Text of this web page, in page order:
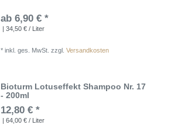
ab 6,90 € *
| 34,50 € / Liter
*inkl. ges. MwSt. zzgl.Versandkosten
Bioturm Lotuseffekt Shampoo Nr. 17
- 200ml
12,80 € *
| 64,00 € / Liter